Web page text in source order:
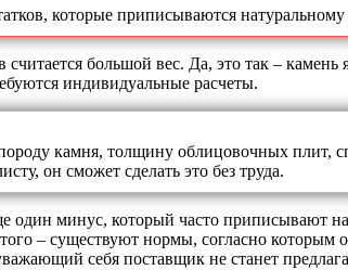
которые приписываются
большой вес. Да, это так –
индивидуальные расчеты.
камня, толщину облицовочных плит,
он сможет сделать это без труда.
один минус, который часто приписывают
– существуют нормы, согласно которым
себя поставщик не станет